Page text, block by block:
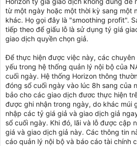
từ một ngày hoặc một thời kỳ sang một
khác. Họ gọi đây là "smoothing profit".
tiếp theo để giấu lỗ là sử dụng tý giá
giao dịch quyền chọn giả.
Để thực hiện được việc này, các
yếu trong hệ thống quản lý nội bộ của
cuối ngày. Hệ thống Horizon thông
đóng sổ cuối ngày vào lúc 8h sang của
bảo cho các giao dịch đươc thực hiện
được ghi nhận trong ngày, do khác múi
nhập các tỷ giá giả và giao dịch giả
sổ cuối ngày. Khi đó, lãi và lỗ được cập
giá và giao dịch giả này. Các thông tin
cáo quản lý nội bộ và báo cáo tài chính